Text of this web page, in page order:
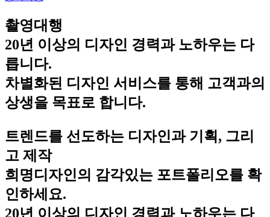
촬영대행
20년 이상의 디자인 경력과 노하우는 다
릅니다.
차별화된 디자인 서비스를 통해 고객과의
상생을 목표로 합니다.
트렌드를 선도하는 디자인과 기획, 그리
고 제작
희명디자인의 감각있는 포트폴리오를 확
인하세요.
20년 이상의 디자인 경력과 노하우는 다